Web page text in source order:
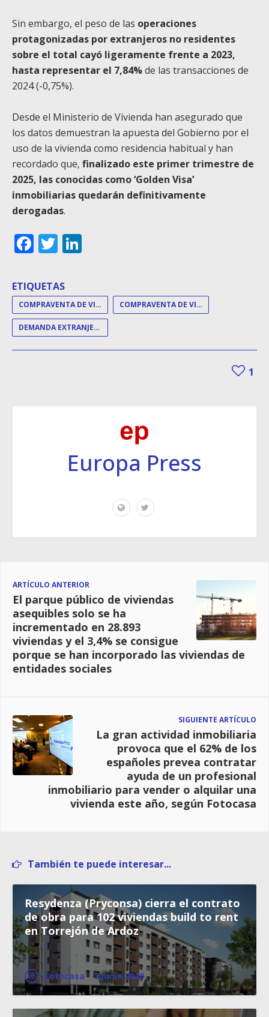
Sin embargo, el peso de las operaciones
protagonizadas por extranjeros no residentes
sobre el total cayó ligeramente frente a 2023,
hasta representar el 7,84%de las transacciones de
2024 (-0,75%).
Desde el Ministerio de Vivienda han asegurado que
los datos demuestran la apuesta del Gobierno por el
uso de la vivienda como residencia habitual y han
recordado que, finalizado este primer trimestre de
2025, las conocidas como ‘Golden Visa’
inmobiliarias quedarán definitivamente
derogadas.
Facebook
Twitter
ETIQUETAS
COMPRAVENTA DE VIVIENDA COMPRAVENTA DE VIVIENDAS
DEMANDA EXTRANJEROS
1
Europa Press
ARTÍCULO ANTERIOR
El parque público de viviendas
asequibles solo se ha
incrementado en 28.893
viviendas y el 3,4% se consigue
porque se han incorporado las viviendas de
entidades sociales
SIGUIENTE ARTÍCULO
La gran actividad inmobiliaria
provoca que el 62% de los
españoles prevea contratar
ayuda de un profesional
inmobiliario para vender o alquilar una
vivienda este año, según Fotocasa
También te puede interesar...
Resydenza (Pryconsa) cierra el contrato
de obra para 102 viviendas build to rent
en Torrejón de Ardoz
Fotocasa · 2 junio 2020